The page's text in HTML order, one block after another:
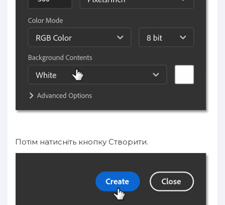
Потім натисніть кнопку Створити.